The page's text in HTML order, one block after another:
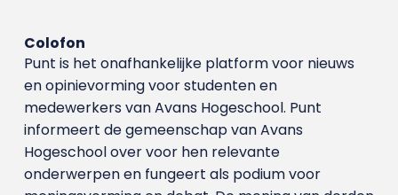
Colofon
Punt is het onafhankelijke platform voor nieuws
en opinievorming voor studenten en
medewerkers van Avans Hoge­school. Punt
informeert de gemeenschap van Avans
Hogeschool over voor hen relevante
onderwerpen en fungeert als podium voor